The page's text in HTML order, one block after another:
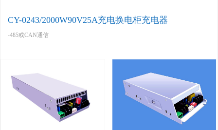
CY-0243/2000W90V25A充电换电柜充电器
-485或CAN通信
-实时监测交流输入电压且实时上报
-多重保护措施
- 适用于各种智能换电池柜等锂电池充电